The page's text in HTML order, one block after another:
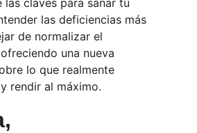
las claves para sanar tu
las deficiencias más
de normalizar el
una nueva
lo que realmente
rendir al máximo.